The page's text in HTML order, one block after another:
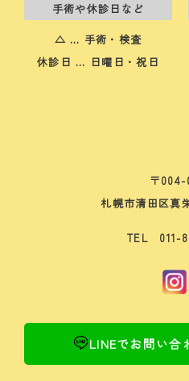
手術や休診日など
△ … 手術・検査
休診日 … 日曜日・祝日
〒004-
札幌市清田区真
TEL 011-
LINEでお問い合